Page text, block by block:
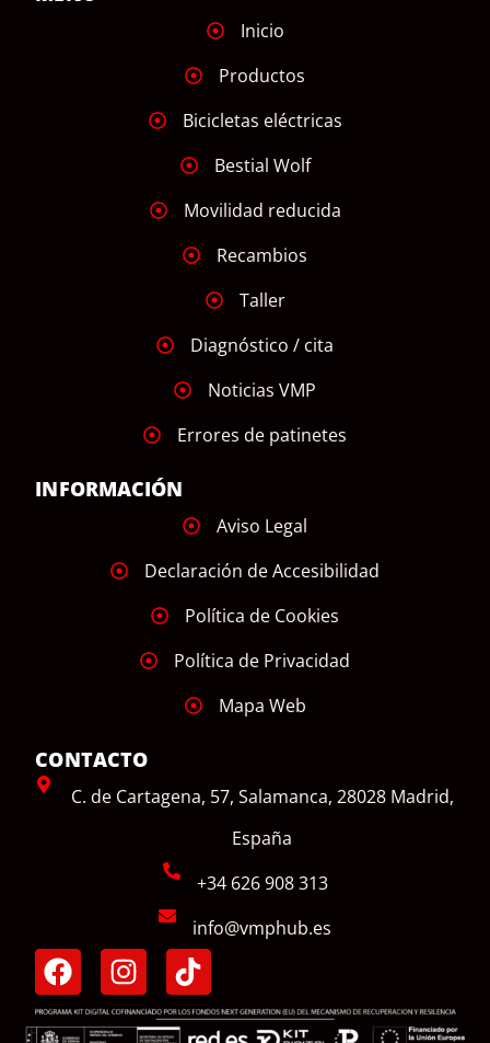
Inicio
Productos
Bicicletas eléctricas
Bestial Wolf
Movilidad reducida
Recambios
Taller
Diagnóstico / cita
Noticias VMP
Errores de patinetes
INFORMACIÓN
Aviso Legal
Declaración de Accesibilidad
Política de Cookies
Política de Privacidad
Mapa Web
CONTACTO
C. de Cartagena, 57, Salamanca, 28028 Madrid,
España
+34 626 908 313
info@vmphub.es